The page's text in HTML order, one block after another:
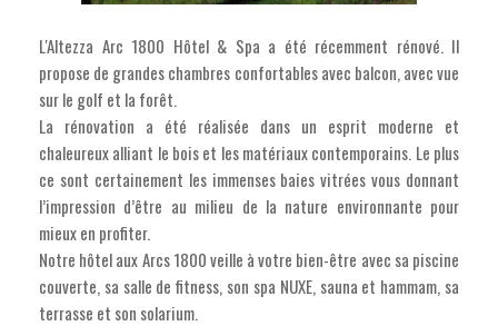
L'Altezza Arc 1800 Hôtel & Spa a été récemment rénové. Il
propose de grandes chambres confortables avec balcon, avec vue
sur le golf et la forêt.
La rénovation a été réalisée dans un esprit moderne et
chaleureux alliant le bois et les matériaux contemporains. Le plus
ce sont certainement les immenses baies vitrées vous donnant
l’impression d’être au milieu de la nature environnante pour
mieux en profiter.
Notre hôtel aux Arcs 1800 veille à votre bien-être avec sa piscine
couverte, sa salle de fitness, son spa NUXE, sauna et hammam, sa
terrasse et son solarium.